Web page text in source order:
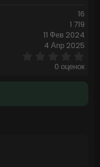
16
1 719
11 Фев 2024
4 Апр 2025
,
0 оценок